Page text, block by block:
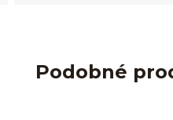
Podobné